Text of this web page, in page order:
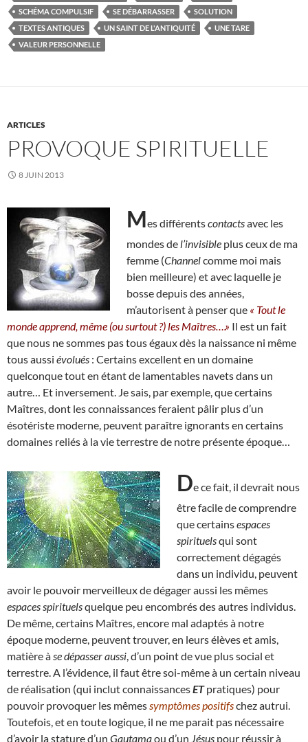
SCHÉMA COMPULSIF
SE DÉBARRASSER
SOLUTION
TEXTES ANTIQUES
UN SAINT DE L'ANTIQUITÉ
UNE TARE
VALEUR PERSONNELLE
ARTICLES
PROVOQUE SPIRITUELLE
8 JUIN 2013
Mes différentscontactsavec les
mondes de l’invisible plus ceux de ma
femme (Channelcomme moi mais
bien meilleure) et avec laquelle je
bosse depuis des années,
m’autorisent à penser que « Tout le
monde apprend, même (ou surtout ?) les Maîtres….» Il est un fait
que nous ne sommes pas tous égaux dès la naissance ni même
tous aussi évolués : Certains excellent en un domaine
quelconque tout en étant de lamentables navets dans un
autre… Et inversement. Je sais, par exemple, que certains
Maîtres, dont les connaissances feraient pâlir plus d’un
ésotériste moderne, peuvent paraître ignorants en certains
domaines reliés à la vie terrestre de notre présente époque…
De ce fait, il devrait nous
être facile de comprendre
que certainsespaces
spirituelsqui sont
correctement dégagés
dans un individu, peuvent
avoir le pouvoir merveilleux de dégager aussi les mêmes
espaces spirituelsquelque peu encombrés des autres individus.
De même, certains Maîtres, encore mal adaptés à notre
époque moderne, peuvent trouver, en leurs élèves et amis,
matière à se dépasser aussi , d’un point de vue plus social et
terrestre. A l’évidence, il faut être soi-même à un certain niveau
de réalisation (qui inclut connaissancesETpratiques) pour
pouvoir provoquer les mêmes symptômes positifschez autrui.
Toutefois, et en toute logique, il ne me parait pas nécessaire
d’avoir la stature d’un Gautamaou d’un Jésus pour réussir à